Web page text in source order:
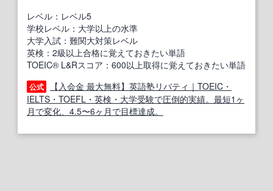
レベル：レベル5
学校レベル：大学以上の水準
大学入試：難関大対策レベル
英検：2級以上合格に覚えておきたい単語
TOEIC® L&Rスコア：600以上取得に覚えておきたい単語
公式
【入会金 最大無料】英語塾リバティ｜TOEIC・
IELTS・TOEFL・英検・大学受験で圧倒的実績。最短1ヶ
月で変化、4.5〜6ヶ月で目標達成。